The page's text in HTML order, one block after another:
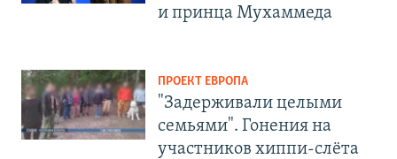
и принца Мухаммеда
ПРОЕКТ ЕВРОПА
"Задерживали целыми
семьями". Гонения на
участников хиппи-слёта